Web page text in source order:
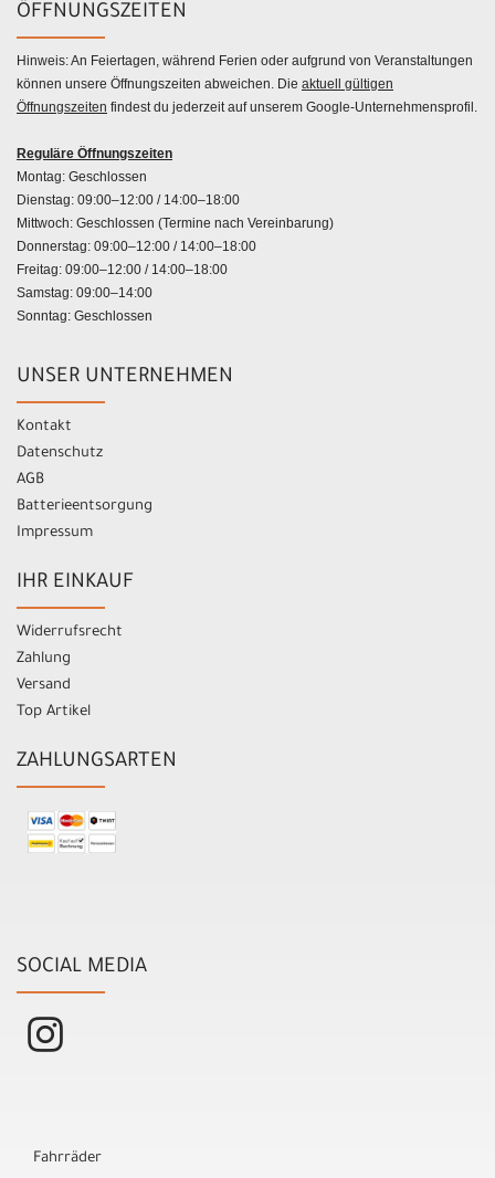
ÖFFNUNGSZEITEN
Hinweis: An Feiertagen, während Ferien oder aufgrund von Veranstaltungen
können unsere Öffnungszeiten abweichen. Die aktuell gültigen
Öffnungszeiten findest du jederzeit auf unserem Google-Unternehmensprofil.
Reguläre Öffnungszeiten
Montag: Geschlossen
Dienstag: 09:00–12:00 / 14:00–18:00
Mittwoch: Geschlossen (Termine nach Vereinbarung)
Donnerstag: 09:00–12:00 / 14:00–18:00
Freitag: 09:00–12:00 / 14:00–18:00
Samstag: 09:00–14:00
Sonntag: Geschlossen
UNSER UNTERNEHMEN
Kontakt
Datenschutz
AGB
Batterieentsorgung
Impressum
IHR EINKAUF
Widerrufsrecht
Zahlung
Versand
Top Artikel
ZAHLUNGSARTEN
SOCIAL MEDIA
Fahrräder